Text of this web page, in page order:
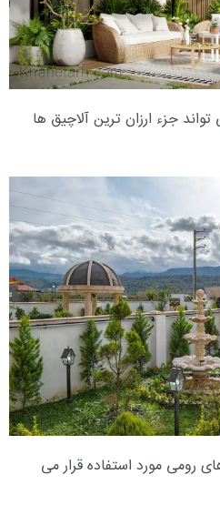
جزء ارزان ترین آلاچیق ها
رومی مورد استفاده قرار می